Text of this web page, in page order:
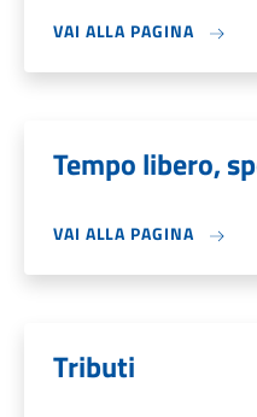
VAI ALLA PAGINA
Tempo libero,
VAI ALLA PAGINA
Tributi